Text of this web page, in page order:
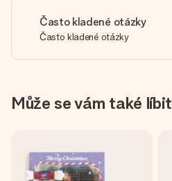
Často kladené otázky
Často kladené otázky
Může se vám také líbit